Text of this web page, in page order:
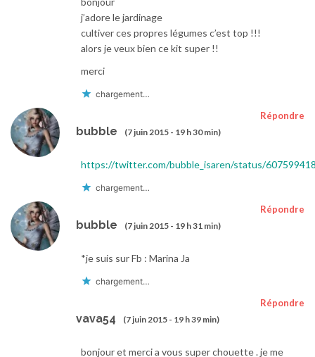
j’adore le jardinage
cultiver ces propres légumes c’est top !!!
alors je veux bien ce kit super !!
merci
chargement…
bubble (7 juin 2015 - 19 h 30 min)
Répondre
https://twitter.com/bubble_isaren/status/
chargement…
bubble (7 juin 2015 - 19 h 31 min)
Répondre
*je suis sur Fb : Marina Ja
chargement…
vava54 (7 juin 2015 - 19 h 39 min)
Répondre
bonjour et merci a vous super chouette . je me